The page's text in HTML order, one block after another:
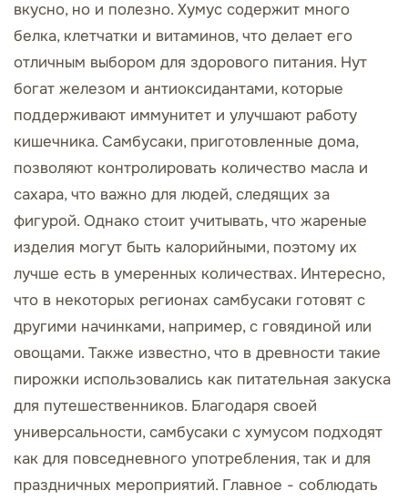
вкусно, но и полезно. Хумус содержит много
белка, клетчатки и витаминов, что делает его
отличным выбором для здорового питания. Нут
богат железом и антиоксидантами, которые
поддерживают иммунитет и улучшают работу
кишечника. Самбусаки, приготовленные дома,
позволяют контролировать количество масла и
сахара, что важно для людей, следящих за
фигурой. Однако стоит учитывать, что жареные
изделия могут быть калорийными, поэтому их
лучше есть в умеренных количествах. Интересно,
что в некоторых регионах самбусаки готовят с
другими начинками, например, с говядиной или
овощами. Также известно, что в древности такие
пирожки использовались как питательная закуска
для путешественников. Благодаря своей
универсальности, самбусаки с хумусом подходят
как для повседневного употребления, так и для
праздничных мероприятий. Главное - соблюдать